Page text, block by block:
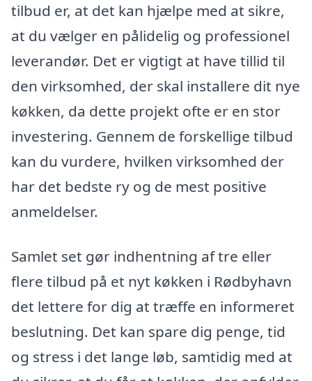
tilbud er, at det kan hjælpe med at sikre,
at du vælger en pålidelig og professionel
leverandør. Det er vigtigt at have tillid til
den virksomhed, der skal installere dit nye
køkken, da dette projekt ofte er en stor
investering. Gennem de forskellige tilbud
kan du vurdere, hvilken virksomhed der
har det bedste ry og de mest positive
anmeldelser.
Samlet set gør indhentning af tre eller
flere tilbud på et nyt køkken i Rødbyhavn
det lettere for dig at træffe en informeret
beslutning. Det kan spare dig penge, tid
og stress i det lange løb, samtidig med at